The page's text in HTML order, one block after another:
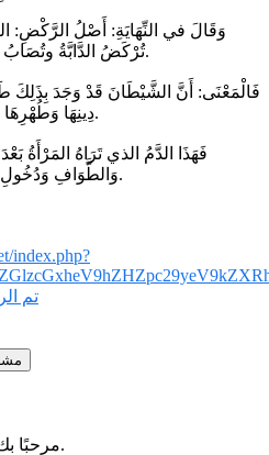
وَقَالَ في النِّهَايَةِ: أَصْلُ الرَّكْضِ:
تُرْكَضُ الدَّابَّةُ وتُصَابُ بِالرِّجْلِ، أَرَادَ الإِضْرَارَ بِهَا وَالأَذَى.
فَالْمَعْنَى: أَنَّ الشَّيْطَانَ قَدْ وَجَدَ بِذَلِكَ
دِينِهَا وَطُهْرِهَا وَصَلَاتِهَا حَتَّى أَنْسَاهَا ذَلِكَ عَادَتَهَا.
فَهَذَا الدَّمُ الذي تَرَاهُ المَرْأَةُ
وَالطَّوَافِ وَدُخُولِ المَسْجِدِ. هذا، والله تعالى أعلم.
index.php?
تم
مرحبًا بك في موقع فتوى سؤال وجواب.